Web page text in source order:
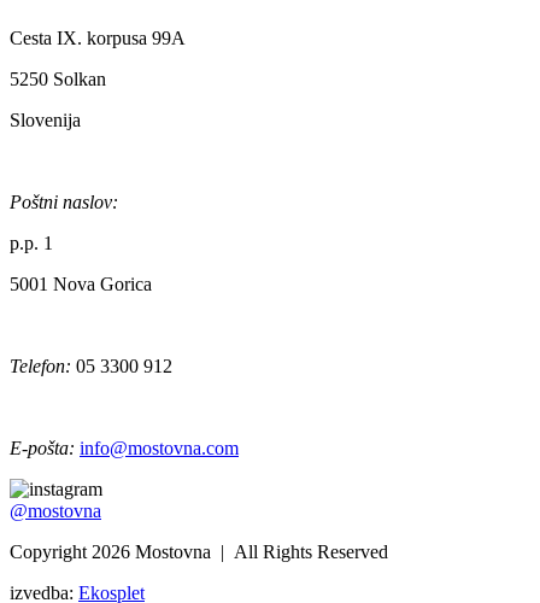
Cesta IX. korpusa 99A
5250 Solkan
Slovenija
Poštni naslov:
p.p. 1
5001 Nova Gorica
Telefon: 05 3300 912
E-pošta: info@mostovna.com
@mostovna
Copyright 2026 Mostovna | All Rights Reserved
izvedba: Ekosplet